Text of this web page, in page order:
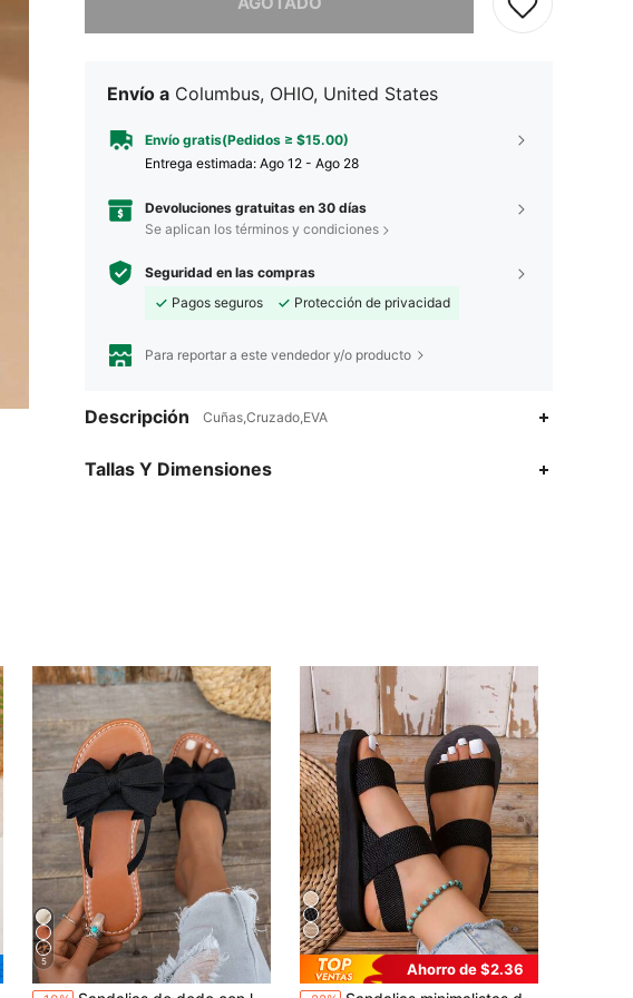
Envío a Columbus, OHIO, United States
Envío gratis(Pedidos ≥ $15.00)
Entrega estimada: Ago 12 - Ago 28
Devoluciones gratuitas en 30 días
Se aplican los términos y condiciones
Seguridad en las compras
Pagos seguros
Protección de privacidad
Para reportar a este vendedor y/o producto
Descripción Cuñas,Cruzado,EVA
Tallas Y Dimensiones
5
#2 Más vendidos
¡Casi agotado!
Ahorro de $2.36